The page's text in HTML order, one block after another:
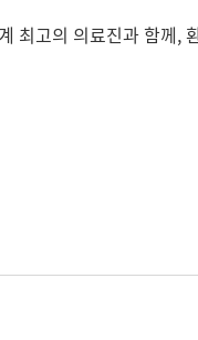
최고의 의료진과 함께,